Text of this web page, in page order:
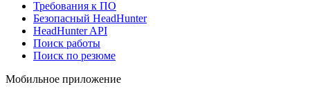
Требования к ПО
Безопасный HeadHunter
HeadHunter API
Поиск работы
Поиск по резюме
Мобильное приложение